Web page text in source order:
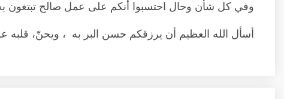
وفي كل شأن وحال احتسبوا أنكم على عمل صالح تبتغون
أسأل الله العظيم أن يرزقكم حسن البر به ، ويحنّ، قلبه